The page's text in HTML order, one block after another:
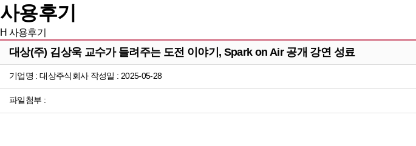
사용후기
H 사용후기
대상(주) 김상욱 교수가 들려주는 도전 이야기, Spark on Air 공개 강연 성료
기업명 : 대상주식회사 작성일 : 2025-05-28
파일첨부 :